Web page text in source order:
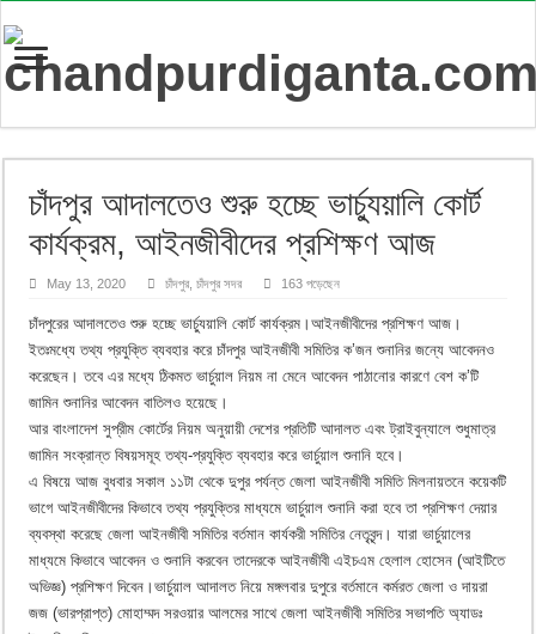
চাঁদপুর আদালতেও শুরু হচ্ছে ভার্চ্যুয়ালি কোর্ট
কার্যক্রম, আইনজীবীদের প্রশিক্ষণ আজ
May 13, 2020 চাঁদপুর ,চাঁদপুর সদর 163 পড়েছেন
চাঁদপুরের আদালতেও শুরু হচ্ছে ভার্চ্যুয়ালি কোর্ট কার্যক্রম।আইনজীবীদের প্রশিক্ষণ আজ।
ইতঃমধ্যে তথ্য প্রযুক্তি ব্যবহার করে চাঁদপুর আইনজীবী সমিতির ক’জন শুনানির জন্যে আবেদনও
করেছেন। তবে এর মধ্যে ঠিকমত ভার্চুয়াল নিয়ম না মেনে আবেদন পাঠানোর কারণে বেশ ক’টি
জামিন শুনানির আবেদন বাতিলও হয়েছে।
আর বাংলাদেশ সুপ্রীম কোর্টের নিয়ম অনুয়ায়ী দেশের প্রতিটি আদালত এবং ট্রাইবুন্যালে শুধুমাত্র
জামিন সংক্রান্ত বিষয়সমূহ তথ্য-প্রযুক্তি ব্যবহার করে ভার্চুয়াল শুনানি হবে।
এ বিষয়ে আজ বুধবার সকাল ১১টা থেকে দুপুর পর্যন্ত জেলা আইনজীবী সমিতি মিলনায়তনে কয়েকটি
ভাগে আইনজীবীদের কিভাবে তথ্য প্রযুক্তির মাধ্যমে ভার্চুয়াল শুনানি করা হবে তা প্রশিক্ষণ দেয়ার
ব্যবস্থা করেছে জেলা আইনজীবী সমিতির বর্তমান কার্যকরী সমিতির নেতৃবৃন্দ। যারা ভার্চুয়ালের
মাধ্যমে কিভাবে আবেদন ও শুনানি করবেন তাদেরকে আইনজীবী এইচএম হেলাল হোসেন (আইটিতে
অভিজ্ঞ) প্রশিক্ষণ দিবেন।ভার্চুয়াল আদালত নিয়ে মঙ্গলবার দুপুরে বর্তমানে কর্মরত জেলা ও দায়রা
জজ (ভারপ্রাপ্ত) মোহাম্মদ সরওয়ার আলমের সাথে জেলা আইনজীবী সমিতির সভাপতি অ্যাডঃ